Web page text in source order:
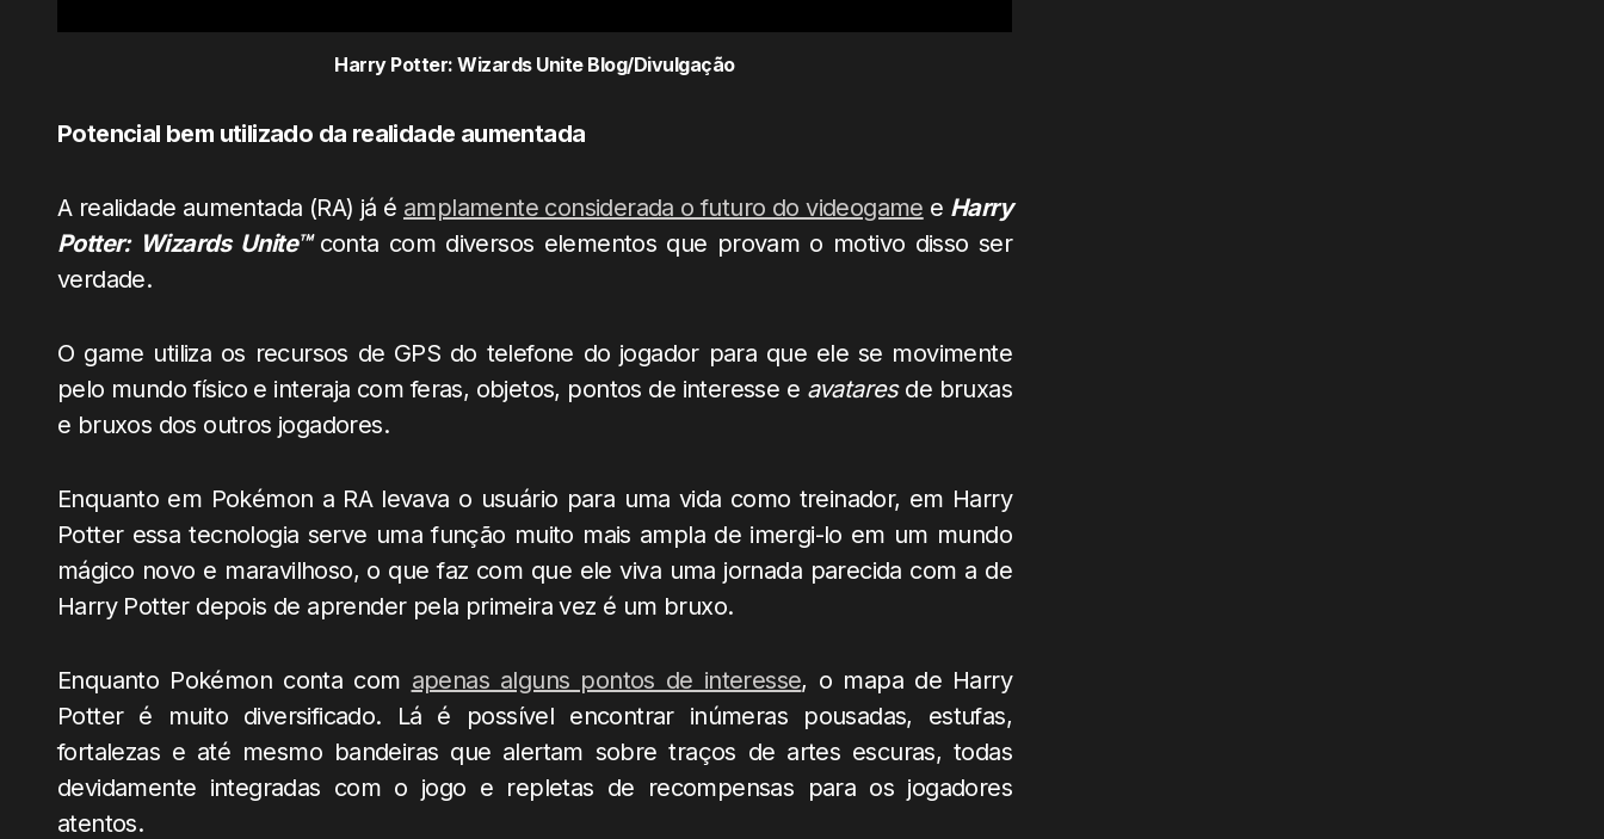
Harry Potter: Wizards Unite Blog/Divulgação
Potencial bem utilizado da realidade aumentada
A realidade aumentada (RA) já é amplamente considerada o futuro do videogame e Harry
Potter: Wizards Unite™ conta com diversos elementos que provam o motivo disso ser
verdade.
O game utiliza os recursos de GPS do telefone do jogador para que ele se movimente
pelo mundo físico e interaja com feras, objetos, pontos de interesse e avataresde bruxas
e bruxos dos outros jogadores.
Enquanto em Pokémon a RA levava o usuário para uma vida como treinador, em Harry
Potter essa tecnologia serve uma função muito mais ampla de imergi-lo em um mundo
mágico novo e maravilhoso, o que faz com que ele viva uma jornada parecida com a de
Harry Potter depois de aprender pela primeira vez é um bruxo.
Enquanto Pokémon conta com apenas alguns pontos de interesse, o mapa de Harry
Potter é muito diversificado. Lá é possível encontrar inúmeras pousadas, estufas,
fortalezas e até mesmo bandeiras que alertam sobre traços de artes escuras, todas
devidamente integradas com o jogo e repletas de recompensas para os jogadores
atentos.